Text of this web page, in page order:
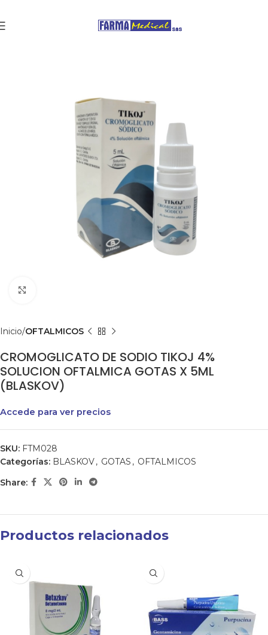
Inicio OFTALMICOS
CROMOGLICATO DE SODIO TIKOJ 4%
SOLUCION OFTALMICA GOTAS X 5ML
(BLASKOV)
Accede para ver precios
SKU: FTM028
Categorías: BLASKOV, GOTAS , OFTALMICOS
Share:
Productos relacionados